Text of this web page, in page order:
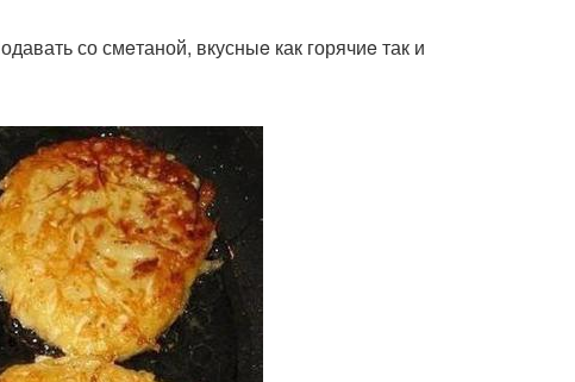
со смeтаной, вкусныe как горячиe так и